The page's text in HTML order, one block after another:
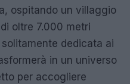
ospitando un villaggio
oltre 7.000 metri
dedicata ai
in un universo
per accogliere